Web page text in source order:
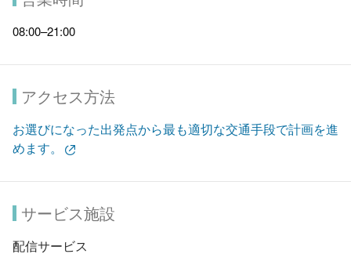
08:00–21:00
アクセス方法
お選びになった出発点から最も適切な交通手段で計画を進
めます。
サービス施設
配信サービス